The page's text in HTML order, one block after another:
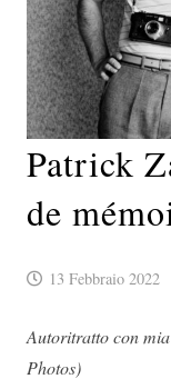
Patrick
de
13 Febbraio 2022
Autoritratto con
Photos)